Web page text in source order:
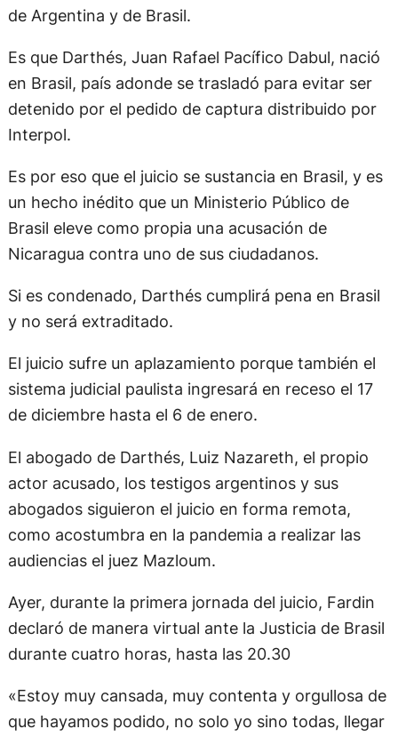
de Argentina y de Brasil.
Es que Darthés, Juan Rafael Pacífico Dabul, nació
en Brasil, país adonde se trasladó para evitar ser
detenido por el pedido de captura distribuido por
Interpol.
Es por eso que el juicio se sustancia en Brasil, y es
un hecho inédito que un Ministerio Público de
Brasil eleve como propia una acusación de
Nicaragua contra uno de sus ciudadanos.
Si es condenado, Darthés cumplirá pena en Brasil
y no será extraditado.
El juicio sufre un aplazamiento porque también el
sistema judicial paulista ingresará en receso el 17
de diciembre hasta el 6 de enero.
El abogado de Darthés, Luiz Nazareth, el propio
actor acusado, los testigos argentinos y sus
abogados siguieron el juicio en forma remota,
como acostumbra en la pandemia a realizar las
audiencias el juez Mazloum.
Ayer, durante la primera jornada del juicio, Fardin
declaró de manera virtual ante la Justicia de Brasil
durante cuatro horas, hasta las 20.30
«Estoy muy cansada, muy contenta y orgullosa de
que hayamos podido, no solo yo sino todas, llegar